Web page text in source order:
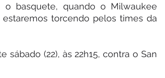
o basquete, quando o Milwaukee
torcendo pelos times da
(22), às 22h15, contra o San